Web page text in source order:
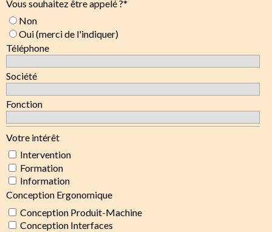
Vous souhaitez être appelé ?*
Non
Oui (merci de l'indiquer)
Téléphone
Société
Fonction
Votre intérêt
Intervention
Formation
Information
Conception Ergonomique
Conception Produit-Machine
Conception Interfaces